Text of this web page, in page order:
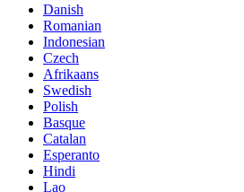
Danish
Romanian
Indonesian
Czech
Afrikaans
Swedish
Polish
Basque
Catalan
Esperanto
Hindi
Lao